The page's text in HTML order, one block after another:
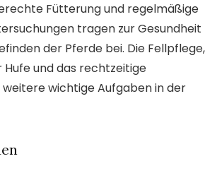
Fütterung und regelmäßige
tragen zur Gesundheit
der Pferde bei. Die Fellpflege,
Hufe und das rechtzeitige
weitere wichtige Aufgaben in der